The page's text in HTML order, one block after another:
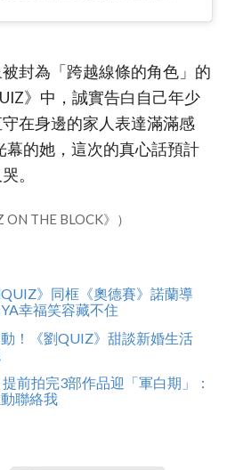
封為「跨越線條的角色」的
》中，誠實告白自己年少
在身邊的家人表達滿滿感
幕的她，這次的真心話預計
。
THE BLOCK》）
》同框《奧德賽》諾蘭導
幸福笑容藏不住
！《劉QUIZ》甜談新婚生活
前拍完3部作品迎「軍白期」：
聯絡我